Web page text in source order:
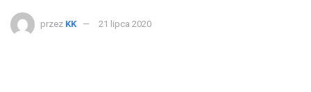
przez KK 21 lipca 2020